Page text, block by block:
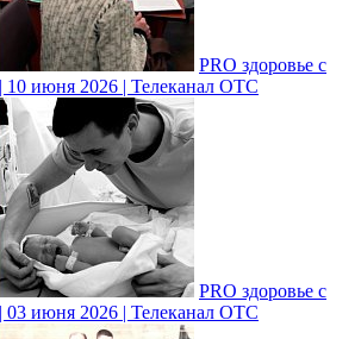
PRO здоровье с
июня 2026 | Телеканал ОТС
PRO здоровье с
июня 2026 | Телеканал ОТС